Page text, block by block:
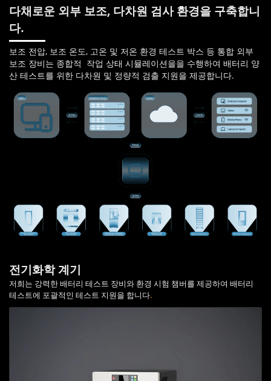
다채로운 외부 보조, 다차원 검사 환경을 구축합니
다.
보조 전압, 보조 온도, 고온 및 저온 환경 테스트 박스 등 통합 외부
보조 장비는 종합적 작업 상태 시뮬레이션을을 수행하여 배터리 양
산 테스트를 위한 다차원 및 정량적 검출 지원을 제공합니다.
전기화학 계기
저희는 강력한 배터리 테스트 장비와 환경 시험 챔버를 제공하여 배터리
테스트에 포괄적인 테스트 지원을 합니다.